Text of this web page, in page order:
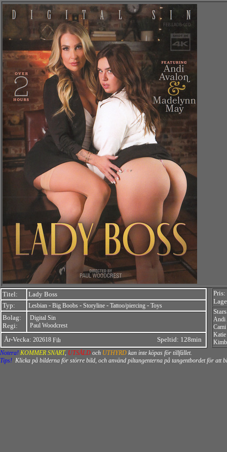
Titel:
Lady Boss
Typ:
Lesbian - Big Boobs - Storyline - Tattoo/piercing - Toys
Bolag:
Regi:
Digital Sin
Paul Woodcrest
År-Vecka: 202618 Speltid: 128min
Andi
Notera! KOMMER SNART, UTSÅLD och UTHYRD kan inte köpas för tillfället.
Tips! Klicka på bilderna för större bild, och använd piltangenterna på tangentbordet för att